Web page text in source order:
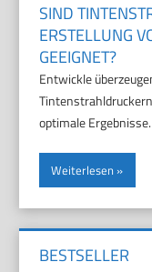
SIND
ERSTELLUNG
GEEIGNET?
Entwickle
optimale
Weiterlesen
BESTSELLER